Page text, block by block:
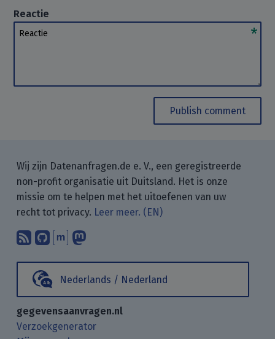
Reactie
Reactie
Publish comment
Wij zijn Datenanfragen.de e. V., een geregistreerde
non-profit organisatie uit Duitsland. Het is onze
missie om te helpen met het uitoefenen van uw
recht tot privacy. Leer meer. (EN)
Abonneer op onze blogposts met
Vind ons op GitHub.
Praat met ons via Matrix.
Nederlands / Nederland
gegevensaanvragen.nl
Verzoekgenerator